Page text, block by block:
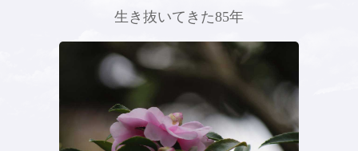
生き抜いてきた85年